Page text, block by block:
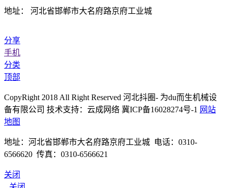
地址： 河北省邯郸市大名府路京府工业城
分享
手机
分类
顶部
CopyRight 2018 All Right Reserved 河北抖圈- 为du而生机械设
备有限公司 技术支持：云成网络 冀ICP备16028274号-1 网站
地图
地址：河北省邯郸市大名府路京府工业城 电话：0310-
6566620 传真：0310-6566621
关闭